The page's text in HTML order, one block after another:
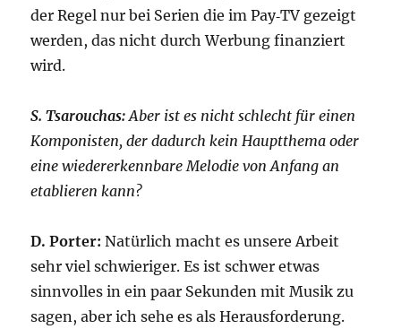
der Regel nur bei Serien die im Pay‑TV gezeigt
werden, das nicht durch Werbung finanziert
wird.
S. Tsarouchas: Aber ist es nicht schlecht für einen
Komponisten, der dadurch kein Hauptthema oder
eine wiedererkennbare Melodie von Anfang an
etablieren kann?
D. Porter: Natürlich macht es unsere Arbeit
sehr viel schwieriger. Es ist schwer etwas
sinnvolles in ein paar Sekunden mit Musik zu
sagen, aber ich sehe es als Herausforderung.